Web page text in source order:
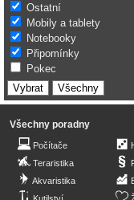
Ostatní
Mobily a tablety
Notebooky
Připomínky
Pokec
Všechny poradny
Počítače
Teraristika
Akvaristika